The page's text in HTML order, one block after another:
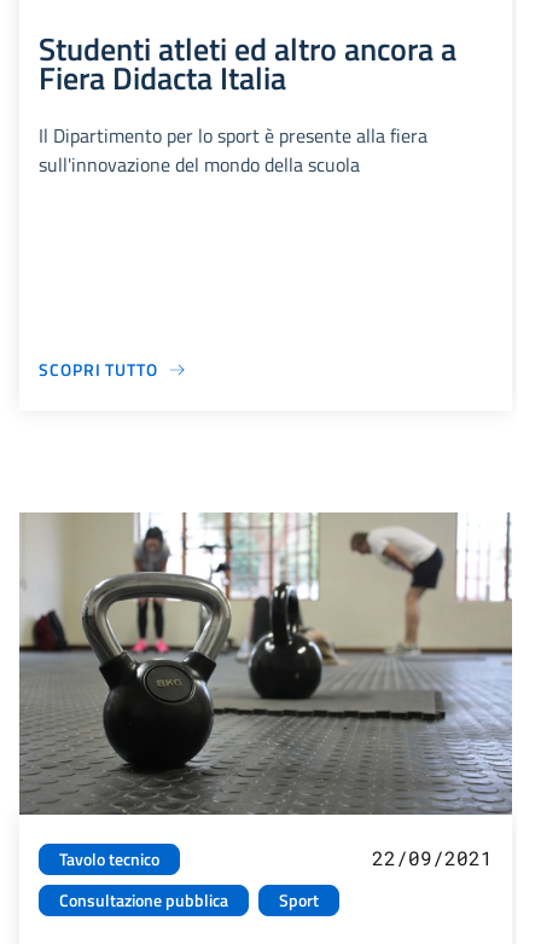
Studenti atleti ed altro ancora a
Fiera Didacta Italia
Il Dipartimento per lo sport è presente alla fiera
sull'innovazione del mondo della scuola
SCOPRI TUTTO
Tavolo tecnico
Consultazione pubblica
Sport
22/09/2021